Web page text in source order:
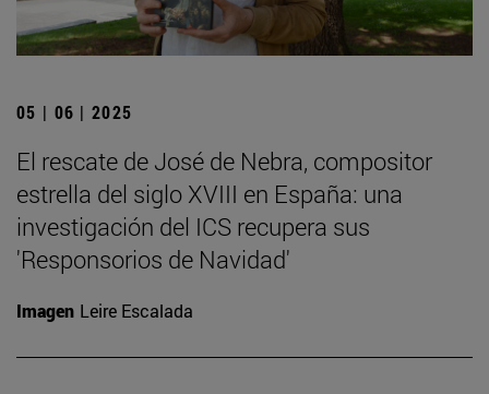
05 | 06 | 2025
El rescate de José de Nebra, compositor
estrella del siglo XVIII en España: una
investigación del ICS recupera sus
'Responsorios de Navidad'
Imagen Leire Escalada